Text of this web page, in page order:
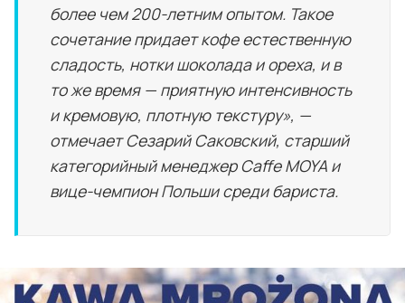
более чем 200-летним опытом. Такое
сочетание придает кофе естественную
сладость, нотки шоколада и ореха, и в
то же время — приятную интенсивность
и кремовую, плотную текстуру», —
отмечает Сезарий Саковский, старший
категорийный менеджер Caffe MOYA и
вице-чемпион Польши среди бариста.